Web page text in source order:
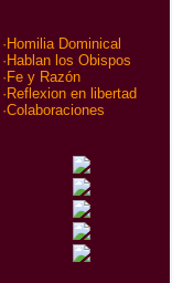
· Homilia Dominical
· Hablan los Obispos
· Fe y Razón
· Reflexion en libertad
·Colaboraciones